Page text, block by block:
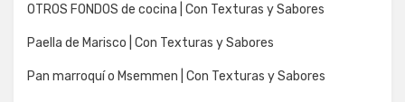
OTROS FONDOS de cocina | Con Texturas y Sabores
Paella de Marisco | Con Texturas y Sabores
Pan marroquí o Msemmen | Con Texturas y Sabores